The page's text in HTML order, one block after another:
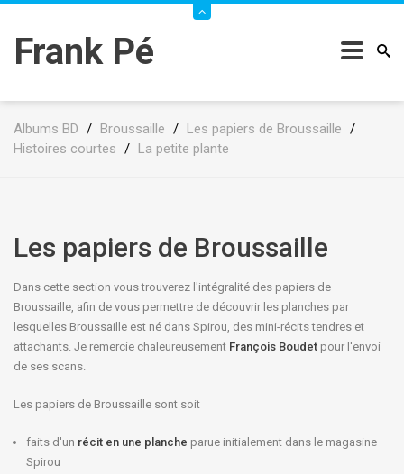
Frank Pé
Albums BD / Broussaille / Les papiers de Broussaille /
Histoires courtes / La petite plante
Les papiers de Broussaille
Dans cette section vous trouverez l'intégralité des papiers de
Broussaille, afin de vous permettre de découvrir les planches par
lesquelles Broussaille est né dans Spirou, des mini-récits tendres et
attachants. Je remercie chaleureusement François Boudet pour l'envoi
de ses scans.
Les papiers de Broussaille sont soit
faits d'un récit en une planche parue initialement dans le magasine
Spirou